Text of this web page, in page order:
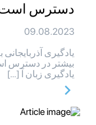
دسترس
09.08.2023
یادگیری
بیشتر در دسترس
یادگیری زبان آ […]